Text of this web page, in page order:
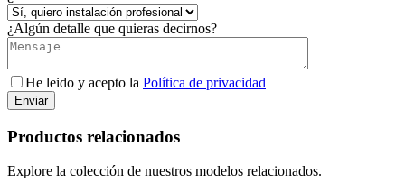
¿Algún detalle que quieras decirnos?
He leido y acepto la Política de privacidad
Enviar
Productos relacionados
Explore la colección de nuestros modelos relacionados.